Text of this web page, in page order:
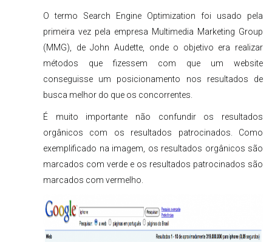
O termo Search Engine Optimization foi usado pela
primeira vez pela empresa Multimedia Marketing Group
(MMG), de John Audette, onde o objetivo era realizar
métodos que fizessem com que um website
conseguisse um posicionamento nos resultados de
busca melhor do que os concorrentes.
É muito importante não confundir os resultados
orgânicos com os resultados patrocinados. Como
exemplificado na imagem, os resultados orgânicos são
marcados com verde e os resultados patrocinados são
marcados com vermelho.